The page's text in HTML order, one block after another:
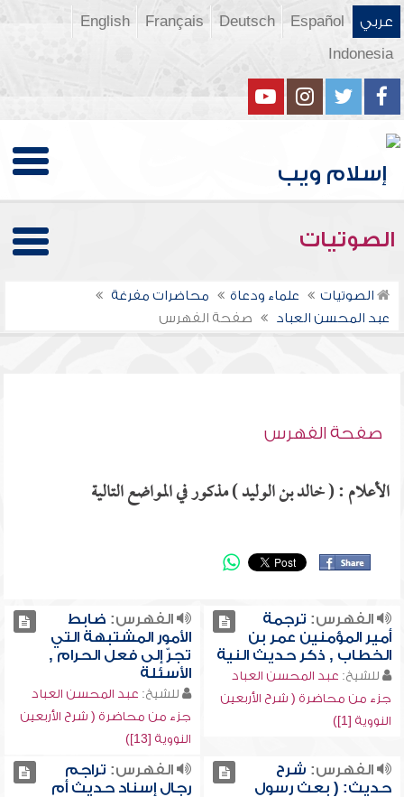
عربي Español
Deutsch
Français
English
Indonesia
الصوتيات
الصوتيات علماء ودعاة
محاضرات مفرغة
عبد المحسن العباد
صفحة الفهرس
صفحة الفهرس
الأعلام : ( خالد بن الوليد ) مذكور في المواضع التالية
الفهرس: ترجمة
أمير المؤمنين عمر بن
الخطاب , ذكر حديث النية
للشيخ: عبد المحسن العباد
جزء من محاضرة ( شرح الأربعين
النووية [1])
الفهرس: ضابط
الأمور المشتبهة التي
تجرّ إلى فعل الحرام ,
الأسئلة
للشيخ: عبد المحسن العباد
جزء من محاضرة ( شرح الأربعين
النووية [13])
الفهرس: شرح
حديث: ( بعث رسول
الفهرس: تراجم
رجال إسناد حديث أم